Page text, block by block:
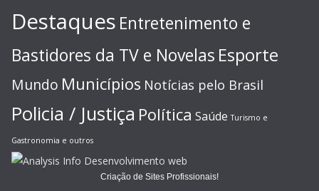
Destaques Entretenimento e
Bastidores da TV e Novelas Esporte
Mundo Municípios Notícias pelo Brasil
Policia / Justiça Política Saúde Turismo e
Gastronomia e outros
Criação de Sites Profissionais!